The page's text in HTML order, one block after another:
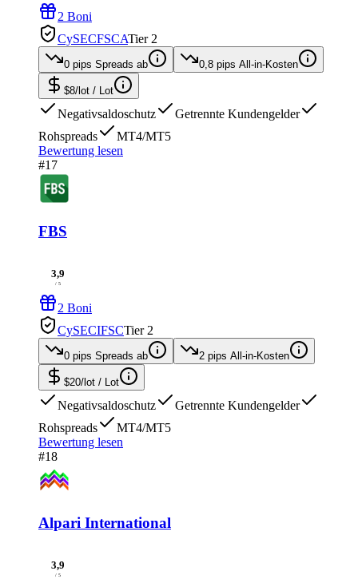
2 Boni
CySECFSCATier 2
0 pips Spreads ab 0,8 pips All-in-Kosten
$8/lot / Lot
Negativsaldoschutz
Getrennte Kundengelder
Rohspreads
MT4/MT5
Bewertung lesen
#17
FBS
3,9
/ 5
2 Boni
CySECIFSCTier 2
0 pips Spreads ab 2 pips All-in-Kosten
$20/lot / Lot
Negativsaldoschutz
Getrennte Kundengelder
Rohspreads
MT4/MT5
Bewertung lesen
#18
Alpari International
3,9
/ 5